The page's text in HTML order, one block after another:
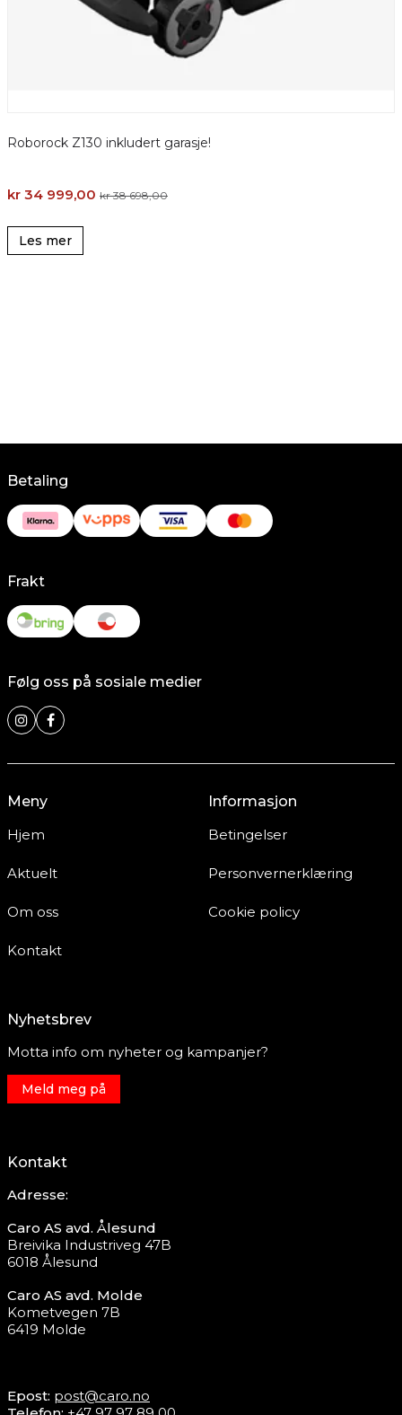
Roborock Z130 inkludert garasje!
kr 34 999,00 kr 38 698,00
Les mer
Betaling
Frakt
Følg oss på sosiale medier
Meny
Hjem
Aktuelt
Om oss
Kontakt
Informasjon
Betingelser
Personvernerklæring
Cookie policy
Nyhetsbrev
Motta info om nyheter og kampanjer?
Meld meg på
Kontakt
Adresse:
Caro AS avd. Ålesund
Breivika Industriveg 47B
6018 Ålesund
Caro AS avd. Molde
Kometvegen 7B
6419 Molde
Epost: post@caro.no